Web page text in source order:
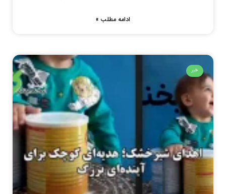
ادامه مطلب »
خبر